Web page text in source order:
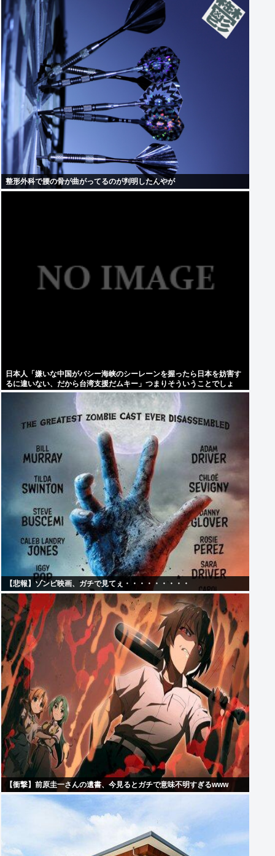
整形外科で腰の骨が曲がってるのが判明したんやが
日本人「嫌いな中国がバシー海峡のシーレーンを握ったら日本を妨害す
るに違いない、だから台湾支援だムキー」つまりそういうことでしょ
【悲報】ゾンビ映画、ガチで見てぇ・・・・・・・・・
【衝撃】前原圭一さんの遺書、今見るとガチで意味不明すぎるwww